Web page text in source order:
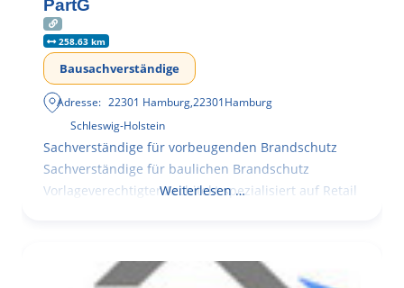
PartG
258.63 km
Bausachverständige
Adresse: 22301 Hamburg,22301Hamburg
Schleswig-Holstein
Sachverständige für vorbeugenden Brandschutz
Sachverständige für baulichen Brandschutz
Vorlageverechtigter Architekt spezialisiert auf Retail
Weiterlesen …